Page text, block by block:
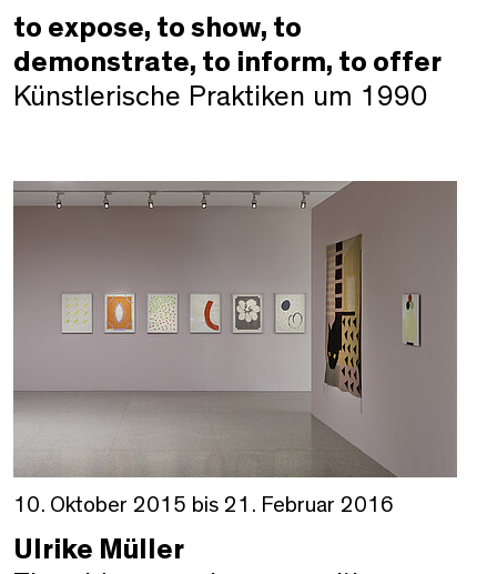
to expose, to show, to
demonstrate, to inform, to offer
Künstlerische Praktiken um 1990
10. Oktober 2015 bis 21. Februar 2016
Ulrike Müller